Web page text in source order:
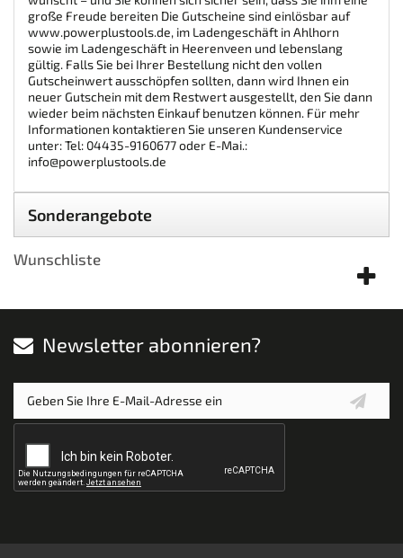
große Freude bereiten Die Gutscheine sind einlösbar auf
www.powerplustools.de, im Ladengeschäft in Ahlhorn
sowie im Ladengeschäft in Heerenveen und lebenslang
gültig. Falls Sie bei Ihrer Bestellung nicht den vollen
Gutscheinwert ausschöpfen sollten, dann wird Ihnen ein
neuer Gutschein mit dem Restwert ausgestellt, den Sie dann
wieder beim nächsten Einkauf benutzen können. Für mehr
Informationen kontaktieren Sie unseren Kundenservice
unter: Tel: 04435-9160677 oder E-Mai.:
info@powerplustools.de
Sonderangebote
Wunschliste
Newsletter abonnieren?